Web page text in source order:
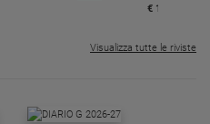
€ 16,99
Visualizza tutte le riviste